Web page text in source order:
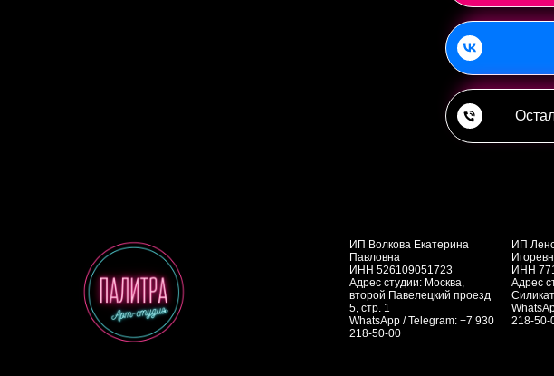
ИП Волкова Екатерина
Павловна
ИНН 526109051723
Адрес студии: Москва,
второй Павелецкий проезд
5, стр. 1
WhatsApp / Telegram: +7 930
218-50-00
ИП
ИНН
Адрес
218-50-